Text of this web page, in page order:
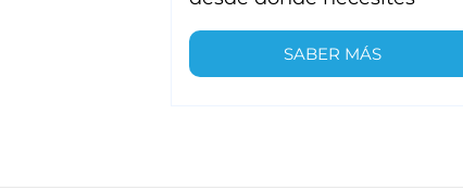
SABER MÁS